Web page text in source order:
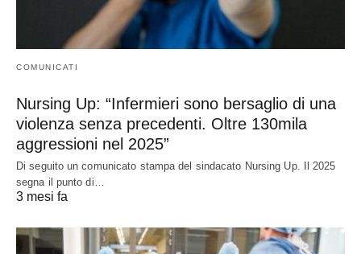
COMUNICATI
Nursing Up: “Infermieri sono bersaglio di una
violenza senza precedenti. Oltre 130mila
aggressioni nel 2025”
Di seguito un comunicato stampa del sindacato Nursing Up. Il 2025
segna il punto di…
3 mesi fa